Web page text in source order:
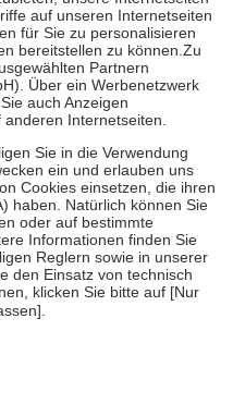
für Online-Apotheken.
beträgt die
zehn Euro je
für ihre eigene Gesundheit zu
Familie zu unterstützen,
vollendeten 18. Lebensjahr
die von der
sich um echte Bewertungen